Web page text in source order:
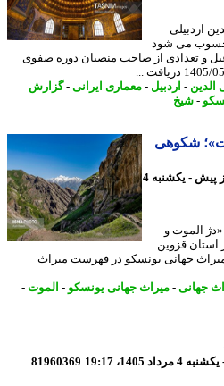
می شود
از صاحب منصبان دوره صفوی
-اردبیل -معماری ایرانی- گزارش
-شیخ
شکوهی
14 روز پیش - یکشنبه 4
و
قزوین
میراث جهانی یونسکو در فهرست میراث
-میراث جهانی یونسکو-الموت-
81960369